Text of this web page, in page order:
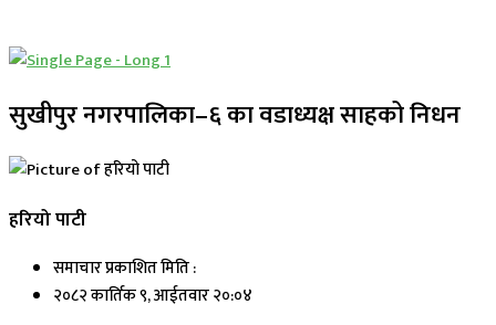
सुखीपुर नगरपालिका–६ का वडाध्यक्ष साहको निधन
हरियो पाटी
समाचार प्रकाशित मिति :
२०८२ कार्तिक ९, आईतवार २०:०४